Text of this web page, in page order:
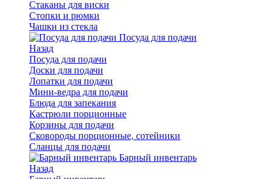
Стаканы для виски
Стопки и рюмки
Чашки из стекла
Посуда для подачи
Назад
Посуда для подачи
Доски для подачи
Лопатки для подачи
Мини-ведра для подачи
Блюда для запекания
Кастрюли порционные
Корзины для подачи
Сковороды порционные, сотейники
Сланцы для подачи
Барный инвентарь
Назад